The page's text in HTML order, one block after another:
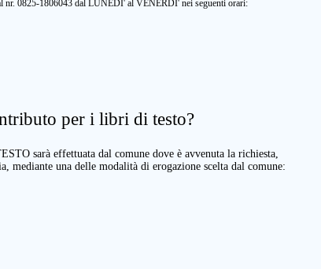
nr. 0825-1806043 dal LUNEDI' al VENERDI' nei seguenti orari:
per i libri di testo?
sarà effettuata dal comune dove è avvenuta la richiesta,
mediante una delle modalità di erogazione scelta dal comune: